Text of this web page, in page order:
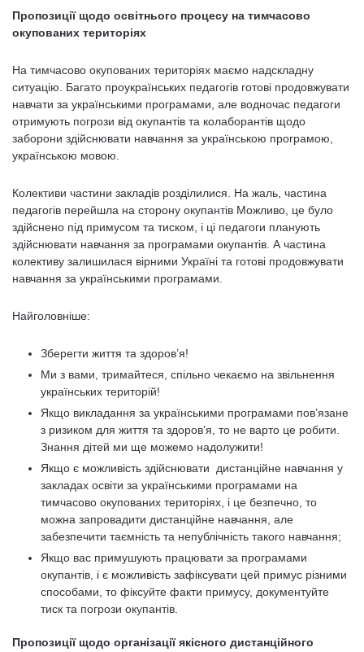
Пропозиції щодо освітнього процесу на тимчасово
окупованих територіях
На тимчасово окупованих територіях маємо надскладну
ситуацію. Багато проукраїнських педагогів готові продовжувати
навчати за українськими програмами, але водночас педагоги
отримують погрози від окупантів та колаборантів щодо
заборони здійснювати навчання за українською програмою,
українською мовою.
Колективи частини закладів розділилися. На жаль, частина
педагогів перейшла на сторону окупантів Можливо, це було
здійснено під примусом та тиском, і ці педагоги планують
здійснювати навчання за програмами окупантів. А частина
колективу залишилася вірними Україні та готові продовжувати
навчання за українськими програмами.
Найголовніше:
Зберегти життя та здоров’я!
Ми з вами, тримайтеся, спільно чекаємо на звільнення
українських територій!
Якщо викладання за українськими програмами пов’язане
з ризиком для життя та здоров’я, то не варто це робити.
Знання дітей ми ще можемо надолужити!
Якщо є можливість здійснювати дистанційне навчання у
закладах освіти за українськими програмами на
тимчасово окупованих територіях, і це безпечно, то
можна запровадити дистанційне навчання, але
забезпечити таємність та непублічність такого навчання;
Якщо вас примушують працювати за програмами
окупантів, і є можливість зафіксувати цей примус різними
способами, то фіксуйте факти примусу, документуйте
тиск та погрози окупантів.
Пропозиції щодо організації якісного дистанційного